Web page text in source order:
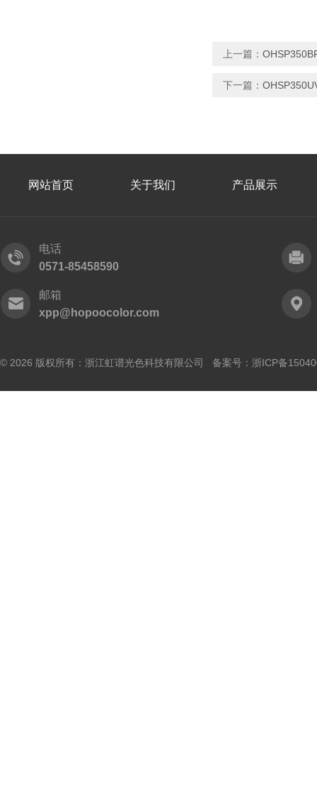
上一篇：
下一篇：
网站首页 关于我们 产品展示
电话
0571-85458590
邮箱
xpp@hopoocolor.com
© 2026 版权所有：浙江虹谱光色科技有限公司 备案号： 浙ICP备